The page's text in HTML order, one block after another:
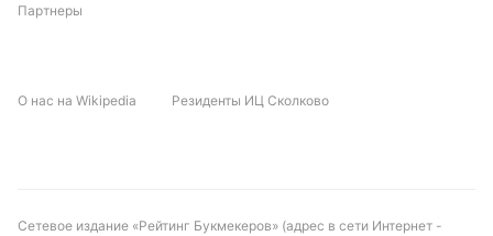
Партнеры
О нас на Wikipedia Резиденты ИЦ Сколково
Сетевое издание «Рейтинг Букмекеров» (адрес в сети Интернет -